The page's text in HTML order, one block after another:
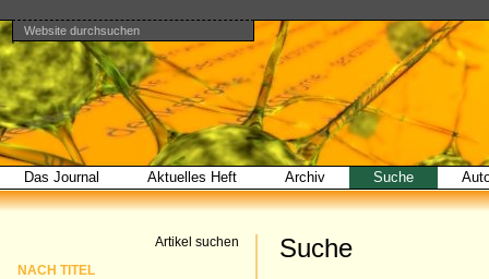
Direkt
zum
Inhalt
|
Direkt
zur
Navigation
Benutzerspezifische
Werkzeuge
Website durchsuchen
Erweiterte
Suche…
Bereiche
Das Journal Aktuelles Heft Archiv Suche
Suche
Artikel suchen
NACH TITEL